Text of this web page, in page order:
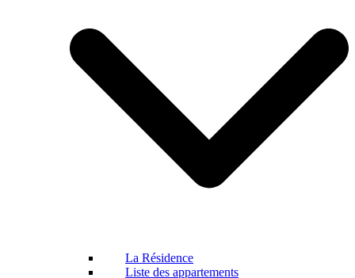
La Résidence
Liste des appartements